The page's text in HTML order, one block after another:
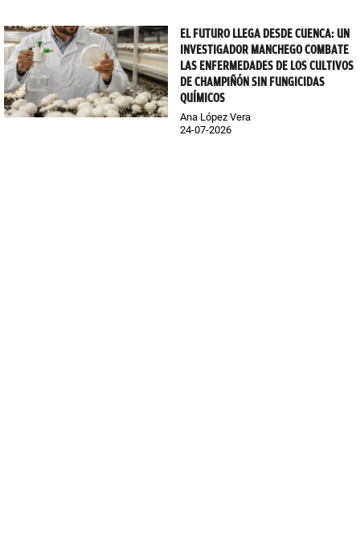
EL FUTURO LLEGA DESDE CUENCA: UN
INVESTIGADOR MANCHEGO COMBATE
LAS ENFERMEDADES DE LOS CULTIVOS
DE CHAMPIÑÓN SIN FUNGICIDAS
QUÍMICOS
Ana López Vera
24-07-2026